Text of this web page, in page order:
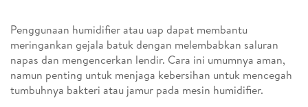
Penggunaan humidifier atau uap dapat membantu
meringankan gejala batuk dengan melembabkan saluran
napas dan mengencerkan lendir. Cara ini umumnya aman,
namun penting untuk menjaga kebersihan untuk mencegah
tumbuhnya bakteri atau jamur pada mesin humidifier.